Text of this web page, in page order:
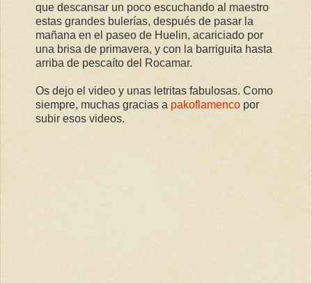
que descansar un poco escuchando al maestro
estas grandes bulerías, después de pasar la
mañana en el paseo de Huelin, acariciado por
una brisa de primavera, y con la barriguita hasta
arriba de pescaíto del Rocamar.
Os dejo el video y unas letritas fabulosas. Como
siempre, muchas gracias a pakoflamenco por
subir esos videos.